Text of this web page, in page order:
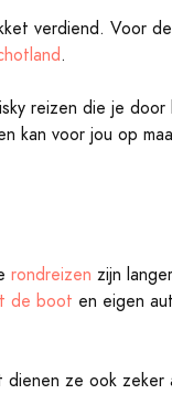
verdiend. Voor
.
reizen die je door
kan voor jou op
rondreizen zijn
de boot en eigen
ze ook zeker